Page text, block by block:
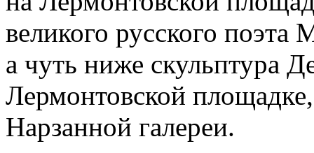
великого русского
а чуть ниже скульптура
Лермонтовской
Нарзанной галереи.